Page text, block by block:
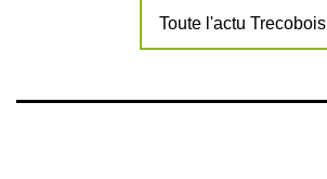
Toute l'actu Trecobois